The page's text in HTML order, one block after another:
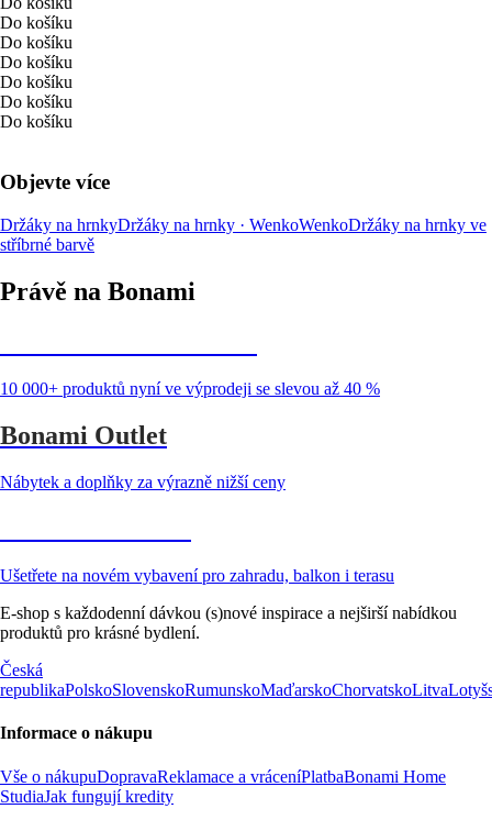
Do košíku
Do košíku
Do košíku
Do košíku
Do košíku
Do košíku
Objevte více
Držáky na hrnkyDržáky na hrnky · WenkoWenkoDržáky na hrnky ve
stříbrné barvě
Právě na Bonami
10 000+ produktů nyní ve výprodeji se slevou až 40 %
Bonami Outlet
Nábytek a doplňky za výrazně nižší ceny
Ušetřete na novém vybavení pro zahradu, balkon i terasu
E-shop s každodenní dávkou (s)nové inspirace a nejširší nabídkou
produktů pro krásné bydlení.
Česká
republikaPolskoSlovenskoRumunskoMaďarskoChorvatskoLitva
Informace o nákupu
Vše o nákupuDopravaReklamace a vráceníPlatbaBonami Home
StudiaJak fungují kredity